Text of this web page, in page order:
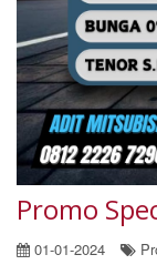
Promo
01-01-2024